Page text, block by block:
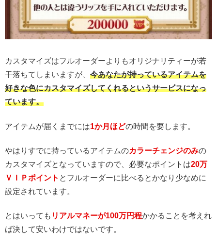
カスタマイズはフルオーダーよりもオリジナリティーが若
干落ちてしまいますが、 今あなたが持っているアイテムを
好きな色にカスタマイズしてくれるというサービスになっ
ています。
アイテムが届くまでには1か月ほどの時間を要します。
やはりすでに持っているアイテムのカラーチェンジのみの
カスタマイズとなっていますので、必要なポイントは20万
ＶＩＰポイント とフルオーダーに比べるとかなり少なめに
設定されています。
とはいっても リアルマネーが100万円程かかることを考えれ
ば決して安いわけではないです。